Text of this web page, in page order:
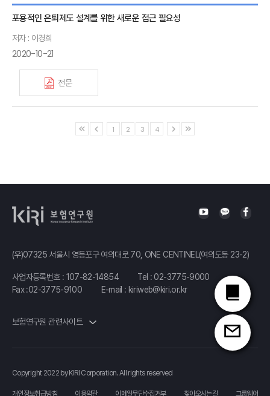
포용적인 은퇴제도 설계를 위한 새로운 접근 필요성
저자 : 이경희
2020-10-21
전문
1 2 3 4
(우)07325 서울시 영등포구 여의대로 70, ONE CENTINEL(여의도동 23-2)
사업자등록번호 : 107-82-14854 Tel : 02-3775-9000
Fax :02-3775-9100
E-mail : kiriweb@kiri.or.kr
보험연구원 관련사이트
Copyright 2022 by KIRI Corporation. All rights reserved
개인정보취급방침 이용약관 이메일무단수집거부 찾아오시는길 그룹웨어